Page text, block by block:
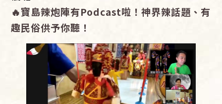
🔥寶島辣炮陣有Podcast啦！神界辣話題、有
趣民俗供予你聽！